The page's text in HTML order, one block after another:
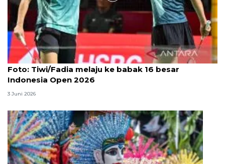
Foto
Foto: Tiwi/Fadia melaju ke babak 16 besar
Indonesia Open 2026
3 Juni 2026